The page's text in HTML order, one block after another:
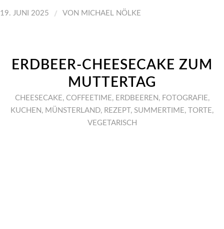
19. JUNI 2025 / VON MICHAEL NÖLKE
ERDBEER-CHEESECAKE ZUM
MUTTERTAG
CHEESECAKE , COFFEETIME , ERDBEEREN , FOTOGRAFIE ,
KUCHEN , MÜNSTERLAND, REZEPT , SUMMERTIME , TORTE ,
VEGETARISCH